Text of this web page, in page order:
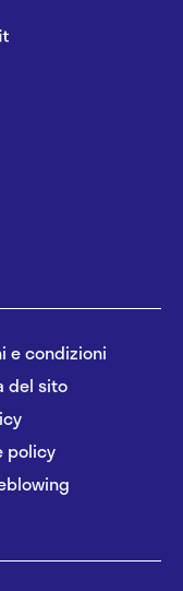
e condizioni
del sito
policy